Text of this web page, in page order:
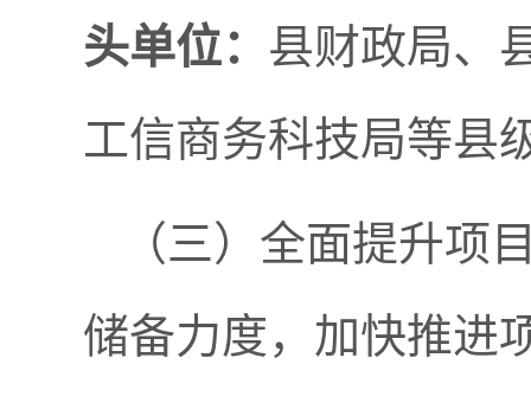
头单位： 县财政局、
工信商务科技局等县
（三）全面提升项
储备力度，加快推进